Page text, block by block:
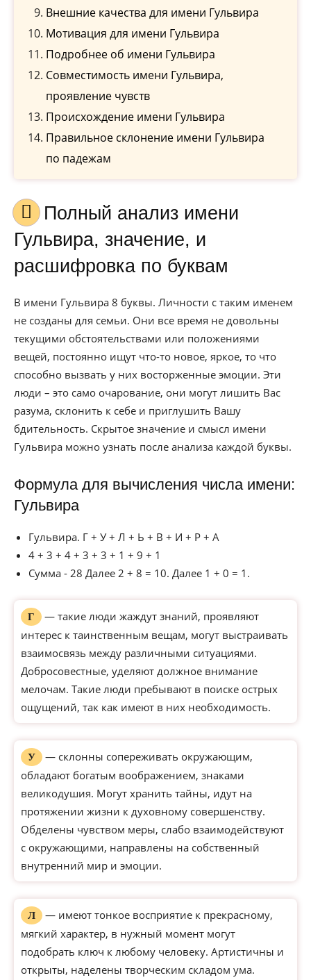
Внешние качества для имени Гульвира
Мотивация для имени Гульвира
Подробнее об имени Гульвира
Совместимость имени Гульвира,
проявление чувств
Происхождение имени Гульвира
Правильное склонение имени Гульвира
по падежам
Полный анализ имени
Гульвира, значение, и
расшифровка по буквам
В имени Гульвира 8 буквы. Личности с таким именем
не созданы для семьи. Они все время не довольны
текущими обстоятельствами или положениями
вещей, постоянно ищут что-то новое, яркое, то что
способно вызвать у них восторженные эмоции. Эти
люди – это само очарование, они могут лишить Вас
разума, склонить к себе и приглушить Вашу
бдительность. Скрытое значение и смысл имени
Гульвира можно узнать после анализа каждой буквы.
Формула для вычисления числа имени:
Гульвира
Гульвира. Г + У + Л + Ь + В + И + Р + А
4 + 3 + 4 + 3 + 3 + 1 + 9 + 1
Сумма - 28 Далее 2 + 8 = 10. Далее 1 + 0 = 1.
Г
— такие люди жаждут знаний, проявляют
интерес к таинственным вещам, могут выстраивать
взаимосвязь между различными ситуациями.
Добросовестные, уделяют должное внимание
мелочам. Такие люди пребывают в поиске острых
ощущений, так как имеют в них необходимость.
У
— склонны сопереживать окружающим,
обладают богатым воображением, знаками
великодушия. Могут хранить тайны, идут на
протяжении жизни к духовному совершенству.
Обделены чувством меры, слабо взаимодействуют
с окружающими, направлены на собственный
внутренний мир и эмоции.
Л
— имеют тонкое восприятие к прекрасному,
мягкий характер, в нужный момент могут
подобрать ключ к любому человеку. Артистичны и
открыты, наделены творческим складом ума.